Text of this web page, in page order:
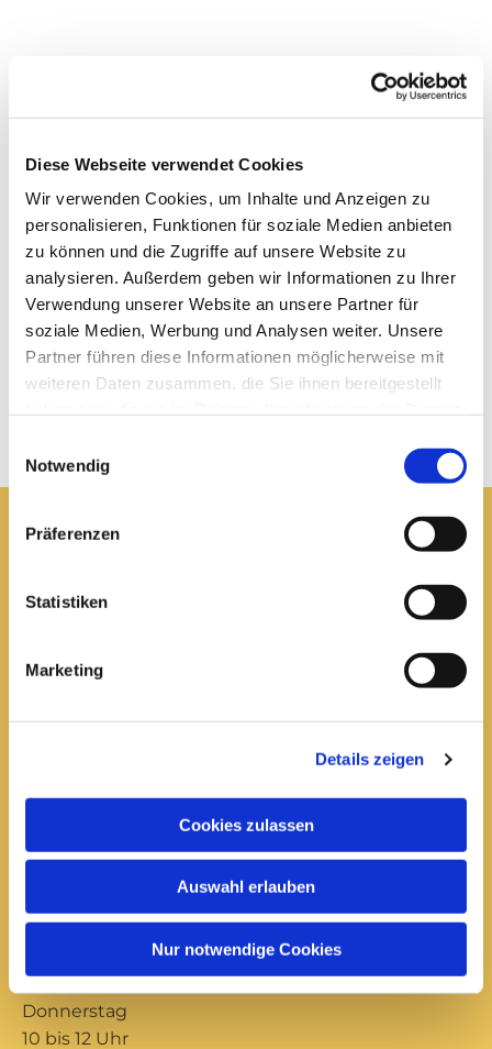
Diese Webseite verwendet Cookies
Wir verwenden Cookies, um Inhalte und Anzeigen zu
personalisieren, Funktionen für soziale Medien anbieten
zu können und die Zugriffe auf unsere Website zu
analysieren. Außerdem geben wir Informationen zu Ihrer
Verwendung unserer Website an unsere Partner für
soziale Medien, Werbung und Analysen weiter. Unsere
Partner führen diese Informationen möglicherweise mit
weiteren Daten zusammen, die Sie ihnen bereitgestellt
Notwendig
Präferenzen
Statistiken
Marketing
Details zeigen
Cookies zulassen
Auswahl erlauben
Nur notwendige Cookies
Büro Arnstadt
03628 602285
10 bis 12 Uhr
Donnerstag
10 bis 12 Uhr